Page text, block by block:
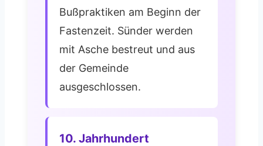
Bußpraktiken am Beginn der
Fastenzeit. Sünder werden
mit Asche bestreut und aus
der Gemeinde
ausgeschlossen.
10. Jahrhundert